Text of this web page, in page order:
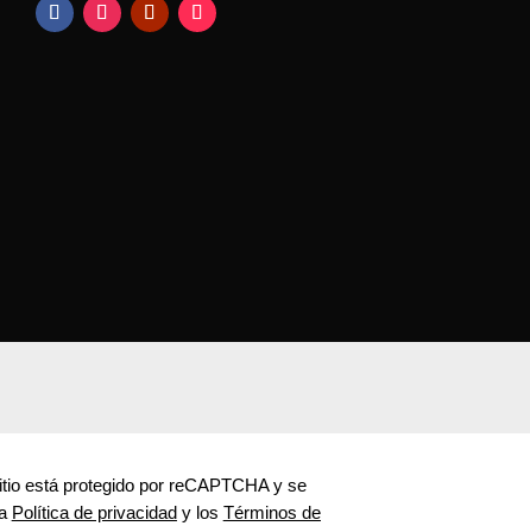
está protegido por reCAPTCHA y se
Política de privacidady los Términos de